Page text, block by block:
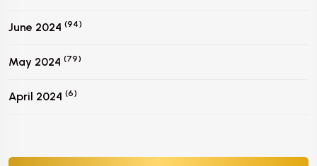
June 2024 (94)
May 2024 (79)
April 2024 (6)